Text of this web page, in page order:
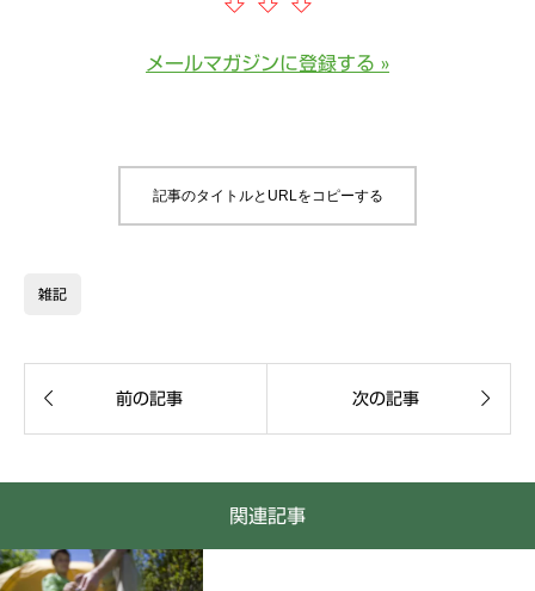
メールマガジンに登録する »
記事のタイトルとURLをコピーする
雑記
 前の記事 次の記事 
関連記事